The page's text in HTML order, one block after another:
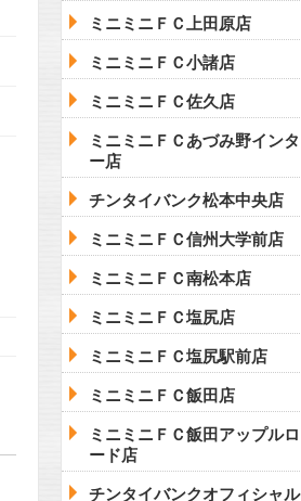
ミニミニＦＣ上田原店
ミニミニＦＣ小諸店
ミニミニＦＣ佐久店
ミニミニＦＣあづみ野インタ
ー店
チンタイバンク松本中央店
ミニミニＦＣ信州大学前店
ミニミニＦＣ南松本店
ミニミニＦＣ塩尻店
ミニミニＦＣ塩尻駅前店
ミニミニＦＣ飯田店
ミニミニＦＣ飯田アップルロ
ード店
チンタイバンクオフィシャル